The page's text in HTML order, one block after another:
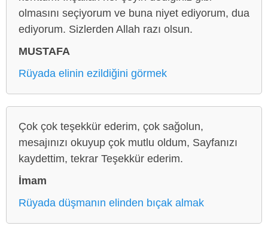
olmasını seçiyorum ve buna niyet ediyorum, dua
ediyorum. Sizlerden Allah razı olsun.
MUSTAFA
Rüyada elinin ezildiğini görmek
Çok çok teşekkür ederim, çok sağolun,
mesajınızı okuyup çok mutlu oldum, Sayfanızı
kaydettim, tekrar Teşekkür ederim.
İmam
Rüyada düşmanın elinden bıçak almak